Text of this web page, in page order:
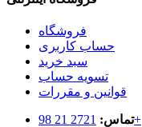
فروشگاه
حساب کاربری
سبد خرید
تسویه حساب
قوانین و مقررات
تماس:2721 21 98+